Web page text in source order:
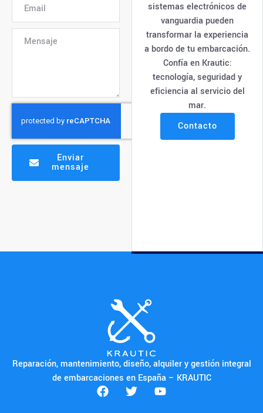
Enviar
mensaje
sistemas electrónicos de
vanguardia pueden
transformar la experiencia
a bordo de tu embarcación.
Confía en Krautic:
tecnología, seguridad y
eficiencia al servicio del
mar.
Contacto
Reparación, mantenimiento, diseño, alquiler y gestión integral
de embarcaciones en España – KRAUTIC